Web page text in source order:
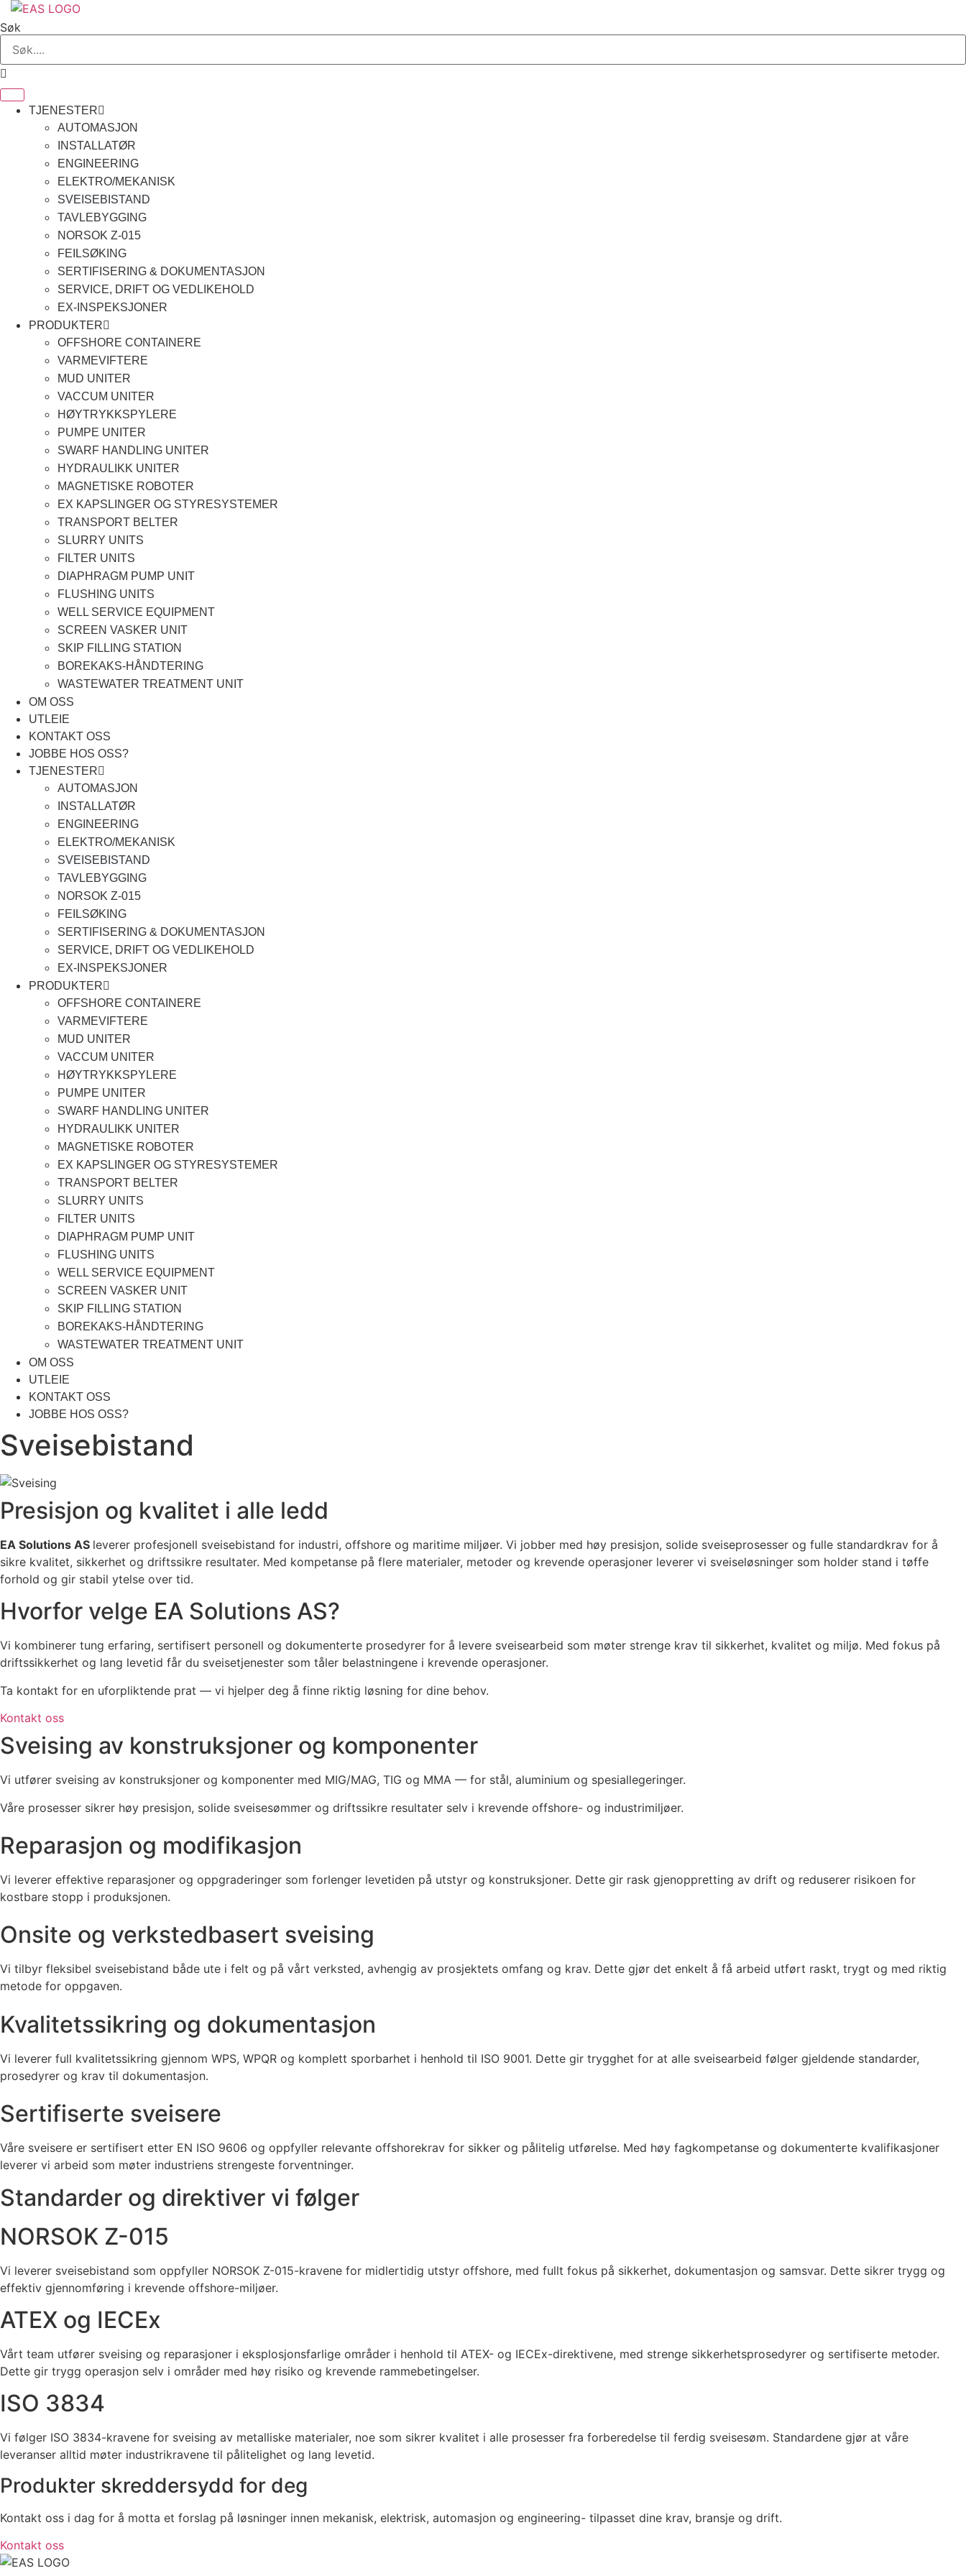
Skip
to
content
Søk
TJENESTER
AUTOMASJON
INSTALLATØR
ENGINEERING
ELEKTRO/MEKANISK
SVEISEBISTAND
TAVLEBYGGING
NORSOK Z-015
FEILSØKING
SERTIFISERING & DOKUMENTASJON
SERVICE, DRIFT OG VEDLIKEHOLD
EX-INSPEKSJONER
PRODUKTER
OFFSHORE CONTAINERE
VARMEVIFTERE
MUD UNITER
VACCUM UNITER
HØYTRYKKSPYLERE
PUMPE UNITER
SWARF HANDLING UNITER
HYDRAULIKK UNITER
MAGNETISKE ROBOTER
EX KAPSLINGER OG STYRESYSTEMER
TRANSPORT BELTER
SLURRY UNITS
FILTER UNITS
DIAPHRAGM PUMP UNIT
FLUSHING UNITS
WELL SERVICE EQUIPMENT
SCREEN VASKER UNIT
SKIP FILLING STATION
BOREKAKS-HÅNDTERING
WASTEWATER TREATMENT UNIT
OM OSS
UTLEIE
KONTAKT OSS
JOBBE HOS OSS?
TJENESTER
AUTOMASJON
INSTALLATØR
ENGINEERING
ELEKTRO/MEKANISK
SVEISEBISTAND
TAVLEBYGGING
NORSOK Z-015
FEILSØKING
SERTIFISERING & DOKUMENTASJON
SERVICE, DRIFT OG VEDLIKEHOLD
EX-INSPEKSJONER
PRODUKTER
OFFSHORE CONTAINERE
VARMEVIFTERE
MUD UNITER
VACCUM UNITER
HØYTRYKKSPYLERE
PUMPE UNITER
SWARF HANDLING UNITER
HYDRAULIKK UNITER
MAGNETISKE ROBOTER
EX KAPSLINGER OG STYRESYSTEMER
TRANSPORT BELTER
SLURRY UNITS
FILTER UNITS
DIAPHRAGM PUMP UNIT
FLUSHING UNITS
WELL SERVICE EQUIPMENT
SCREEN VASKER UNIT
SKIP FILLING STATION
BOREKAKS-HÅNDTERING
WASTEWATER TREATMENT UNIT
OM OSS
UTLEIE
KONTAKT OSS
JOBBE HOS OSS?
Sveisebistand
Presisjon og kvalitet i alle ledd
EA Solutions AS leverer profesjonell sveisebistand for industri, offshore og maritime miljøer. Vi jobber med høy presisjon, solide sveiseprosesser og fulle standardkrav for å
sikre kvalitet, sikkerhet og driftssikre resultater. Med kompetanse på flere materialer, metoder og krevende operasjoner leverer vi sveiseløsninger som holder stand i tøffe
forhold og gir stabil ytelse over tid.
Hvorfor velge EA Solutions AS?
Vi kombinerer tung erfaring, sertifisert personell og dokumenterte prosedyrer for å levere sveisearbeid som møter strenge krav til sikkerhet, kvalitet og miljø. Med fokus på
driftssikkerhet og lang levetid får du sveisetjenester som tåler belastningene i krevende operasjoner.
Ta kontakt for en uforpliktende prat — vi hjelper deg å finne riktig løsning for dine behov.
Kontakt oss
Sveising av konstruksjoner og komponenter
Vi utfører sveising av konstruksjoner og komponenter med MIG/MAG, TIG og MMA — for stål, aluminium og spesiallegeringer.
Våre prosesser sikrer høy presisjon, solide sveisesømmer og driftssikre resultater selv i krevende offshore- og industrimiljøer.
Reparasjon og modifikasjon
Vi leverer effektive reparasjoner og oppgraderinger som forlenger levetiden på utstyr og konstruksjoner. Dette gir rask gjenoppretting av drift og reduserer risikoen for
kostbare stopp i produksjonen.
Onsite og verkstedbasert sveising
Vi tilbyr fleksibel sveisebistand både ute i felt og på vårt verksted, avhengig av prosjektets omfang og krav. Dette gjør det enkelt å få arbeid utført raskt, trygt og med riktig
metode for oppgaven.
Kvalitetssikring og dokumentasjon
Vi leverer full kvalitetssikring gjennom WPS, WPQR og komplett sporbarhet i henhold til ISO 9001. Dette gir trygghet for at alle sveisearbeid følger gjeldende standarder,
prosedyrer og krav til dokumentasjon.
Sertifiserte sveisere
Våre sveisere er sertifisert etter EN ISO 9606 og oppfyller relevante offshorekrav for sikker og pålitelig utførelse. Med høy fagkompetanse og dokumenterte kvalifikasjoner
leverer vi arbeid som møter industriens strengeste forventninger.
Standarder og direktiver vi følger
NORSOK Z-015
Vi leverer sveisebistand som oppfyller NORSOK Z-015-kravene for midlertidig utstyr offshore, med fullt fokus på sikkerhet, dokumentasjon og samsvar. Dette sikrer trygg og
effektiv gjennomføring i krevende offshore-miljøer.
ATEX og IECEx
Vårt team utfører sveising og reparasjoner i eksplosjonsfarlige områder i henhold til ATEX- og IECEx-direktivene, med strenge sikkerhetsprosedyrer og sertifiserte metoder.
Dette gir trygg operasjon selv i områder med høy risiko og krevende rammebetingelser.
ISO 3834
Vi følger ISO 3834-kravene for sveising av metalliske materialer, noe som sikrer kvalitet i alle prosesser fra forberedelse til ferdig sveisesøm. Standardene gjør at våre
leveranser alltid møter industrikravene til pålitelighet og lang levetid.
Produkter skreddersydd for deg
Kontakt oss i dag for å motta et forslag på løsninger innen mekanisk, elektrisk, automasjon og engineering- tilpasset dine krav, bransje og drift.
Kontakt oss